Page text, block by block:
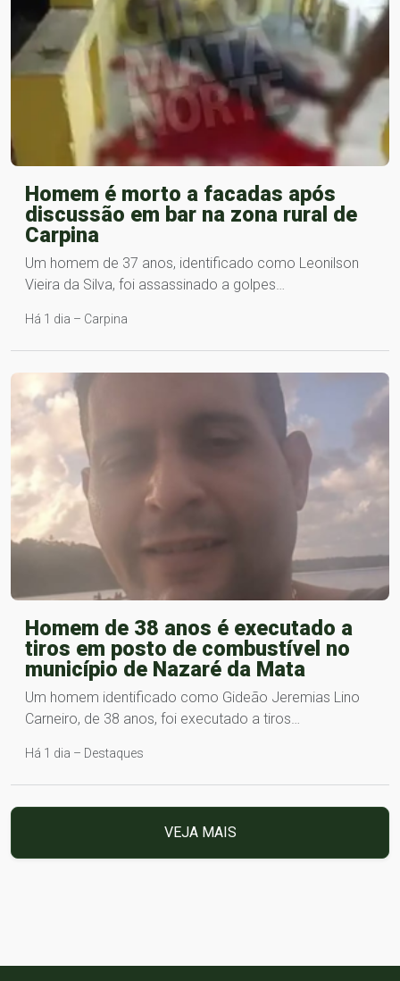
Homem é morto a facadas após
discussão em bar na zona rural de
Carpina
Um homem de 37 anos, identificado como Leonilson
Vieira da Silva, foi assassinado a golpes…
Há 1 dia – Carpina
Homem de 38 anos é executado a
tiros em posto de combustível no
município de Nazaré da Mata
Um homem identificado como Gideão Jeremias Lino
Carneiro, de 38 anos, foi executado a tiros…
Há 1 dia – Destaques
VEJA MAIS